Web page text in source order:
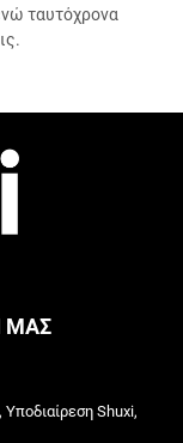
ταυτόχρονα
ΜΑΣ
Shuxi,